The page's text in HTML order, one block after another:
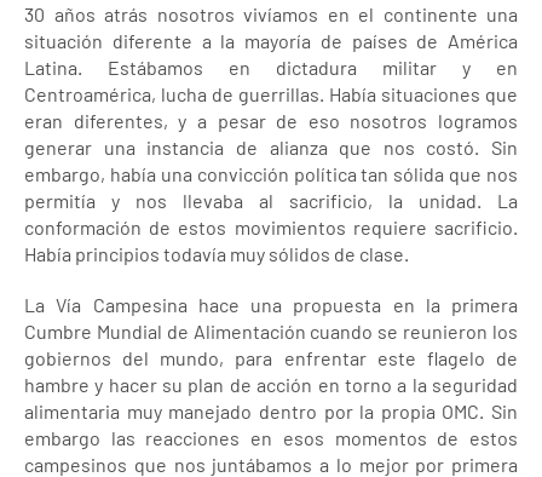
30 años atrás nosotros vivíamos en el continente una
situación diferente a la mayoría de países de América
Latina. Estábamos en dictadura militar y en
Centroamérica, lucha de guerrillas. Había situaciones que
eran diferentes, y a pesar de eso nosotros logramos
generar una instancia de alianza que nos costó. Sin
embargo, había una convicción política tan sólida que nos
permitía y nos llevaba al sacrificio, la unidad. La
conformación de estos movimientos requiere sacrificio.
Había principios todavía muy sólidos de clase.
La Vía Campesina hace una propuesta en la primera
Cumbre Mundial de Alimentación cuando se reunieron los
gobiernos del mundo, para enfrentar este flagelo de
hambre y hacer su plan de acción en torno a la seguridad
alimentaria muy manejado dentro por la propia OMC. Sin
embargo las reacciones en esos momentos de estos
campesinos que nos juntábamos a lo mejor por primera